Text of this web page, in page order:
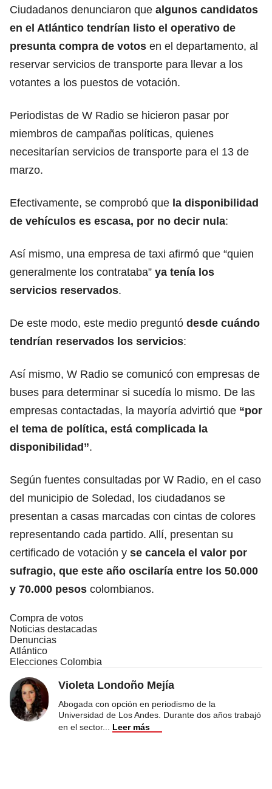
Ciudadanos denunciaron que algunos candidatos
en el Atlántico tendrían listo el operativo de
presunta compra de votos en el departamento, al
reservar servicios de transporte para llevar a los
votantes a los puestos de votación.
Periodistas de W Radio se hicieron pasar por
miembros de campañas políticas, quienes
necesitarían servicios de transporte para el 13 de
marzo.
Efectivamente, se comprobó que la disponibilidad
de vehículos es escasa, por no decir nula:
Así mismo, una empresa de taxi afirmó que “quien
generalmente los contrataba” ya tenía los
servicios reservados.
De este modo, este medio preguntó desde cuándo
tendrían reservados los servicios:
Así mismo, W Radio se comunicó con empresas de
buses para determinar si sucedía lo mismo. De las
empresas contactadas, la mayoría advirtió que “por
el tema de política, está complicada la
disponibilidad”.
Según fuentes consultadas por W Radio, en el caso
del municipio de Soledad, los ciudadanos se
presentan a casas marcadas con cintas de colores
representando cada partido. Allí, presentan su
certificado de votación y se cancela el valor por
sufragio, que este año oscilaría entre los 50.000
y 70.000 pesos colombianos.
Compra de votos
Noticias destacadas
Denuncias
Atlántico
Elecciones Colombia
Violeta Londoño Mejía
Abogada con opción en periodismo de la
Universidad de Los Andes. Durante dos años trabajó
en el sector... Leer más